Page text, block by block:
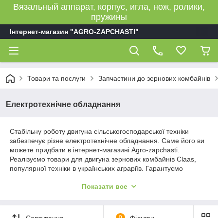
Вязальный аппарат, корпус, игла, нож, ролики,
пружины
Інтернет-магазин "AGRO-ZAPCHASTI"
Товари та послуги Запчастини до зернових комбайнів
Електротехнічне обладнання
Стабільну роботу двигуна сільськогосподарської техніки
забезпечує різне електротехнічне обладнання. Саме його ви
можете придбати в інтернет-магазині Agro-zapchasti.
Реалізуємо товари для двигуна зернових комбайнів Claas,
популярної техніки в українських аграріїв. Гарантуємо
Запчастини для двигуна зернових
Показати все